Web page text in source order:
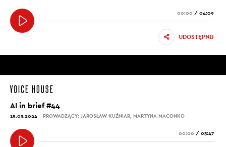
00:00 / 04:09
UDOSTĘPNIJ
AI in brief #44
15.03.2024 PROWADZĄCY: JAROSŁAW KUŹNIAR, MARTYNA MACONKO
00:00 / 03:47